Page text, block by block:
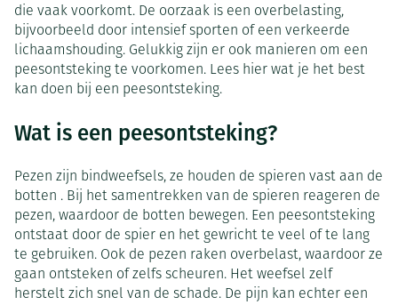
die vaak voorkomt. De oorzaak is een overbelasting,
bijvoorbeeld door intensief sporten of een verkeerde
lichaamshouding. Gelukkig zijn er ook manieren om een
peesontsteking te voorkomen. Lees hier wat je het best
kan doen bij een peesontsteking.
Wat is een peesontsteking?
Pezen zijn bindweefsels, ze houden de spieren vast aan de
botten . Bij het samentrekken van de spieren reageren de
pezen, waardoor de botten bewegen. Een peesontsteking
ontstaat door de spier en het gewricht te veel of te lang
te gebruiken. Ook de pezen raken overbelast, waardoor ze
gaan ontsteken of zelfs scheuren. Het weefsel zelf
herstelt zich snel van de schade. De pijn kan echter een